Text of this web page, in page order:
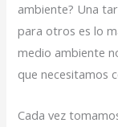
ambiente? Una
para otros es lo
medio ambiente
que necesitamos
Cada vez